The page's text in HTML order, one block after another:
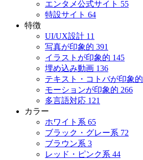
エンタメ公式サイト 55
特設サイト 64
特徴
UI/UX設計 11
写真が印象的 391
イラストが印象的 145
埋め込み動画 136
テキスト・コトバが印象的
モーションが印象的 266
多言語対応 121
カラー
ホワイト系 65
ブラック・グレー系 72
ブラウン系 3
レッド・ピンク系 44